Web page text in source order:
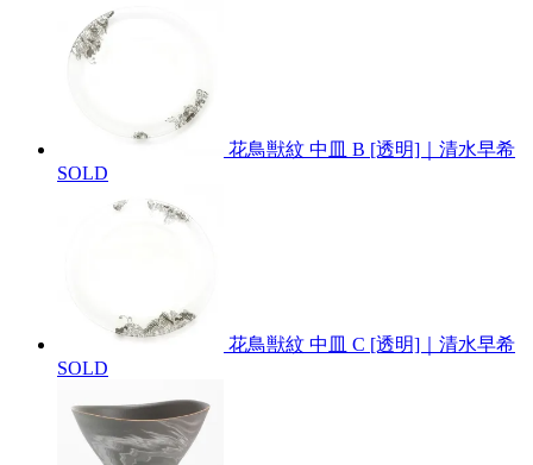
花鳥獣紋 中皿 B [透明]｜清水早希
SOLD
花鳥獣紋 中皿 C [透明]｜清水早希
SOLD